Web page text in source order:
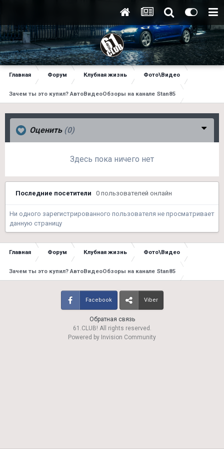
Главная Форум Клубная жизнь Фото\Видео
Зачем ты это купил? АвтоВидеоОбзоры на канале Stan85
Оценить (0)
Здесь пока ничего нет
Последние посетители 0 пользователей онлайн
Ни одного зарегистрированного пользователя не просматривает
данную страницу
Главная Форум Клубная жизнь Фото\Видео
Зачем ты это купил? АвтоВидеоОбзоры на канале Stan85
Обратная связь
Facebook Viber
61.CLUB! All rights reserved.
Powered by Invision Community